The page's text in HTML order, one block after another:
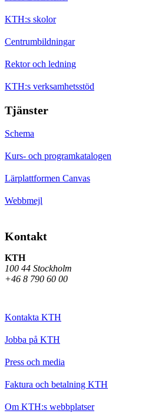
KTH:s skolor
Centrumbildningar
Rektor och ledning
KTH:s verksamhetsstöd
Tjänster
Schema
Kurs- och programkatalogen
Lärplattformen Canvas
Webbmejl
Kontakt
KTH
100 44 Stockholm
+46 8 790 60 00
Kontakta KTH
Jobba på KTH
Press och media
Faktura och betalning KTH
Om KTH:s webbplatser